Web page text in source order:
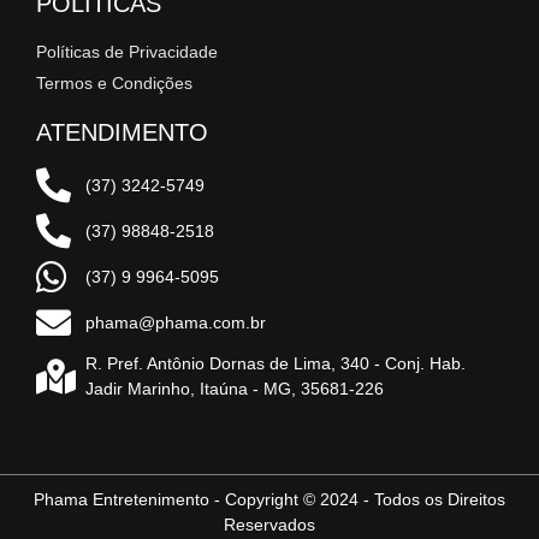
Políticas de Privacidade
Termos e Condições
ATENDIMENTO
(37) 3242-5749
(37) 98848-2518
(37) 9 9964-5095
phama@phama.com.br
R. Pref. Antônio Dornas de Lima, 340 - Conj. Hab.
Jadir Marinho, Itaúna - MG, 35681-226
Phama Entretenimento - Copyright © 2024 - Todos os Direitos
Reservados